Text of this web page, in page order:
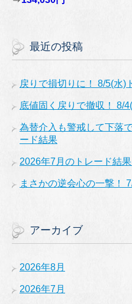
最近の投稿
戻りで損切りに！ 8/5(水)
底値固く戻りで撤収！ 8/
為替介入も警戒して下落
ード結果
2026年7月のトレード結果
まさかの逆会心の一撃！
アーカイブ
2026年8月
2026年7月